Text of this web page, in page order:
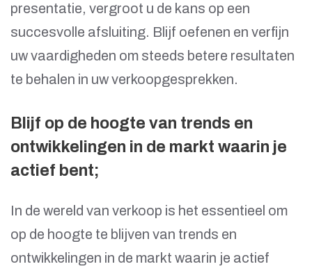
presentatie, vergroot u de kans op een
succesvolle afsluiting. Blijf oefenen en verfijn
uw vaardigheden om steeds betere resultaten
te behalen in uw verkoopgesprekken.
Blijf op de hoogte van trends en
ontwikkelingen in de markt waarin je
actief bent;
In de wereld van verkoop is het essentieel om
op de hoogte te blijven van trends en
ontwikkelingen in de markt waarin je actief